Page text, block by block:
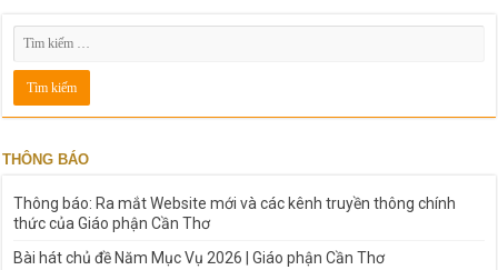
THÔNG BÁO
Thông báo: Ra mắt Website mới và các kênh truyền thông chính
thức của Giáo phận Cần Thơ
Bài hát chủ đề Năm Mục Vụ 2026 | Giáo phận Cần Thơ